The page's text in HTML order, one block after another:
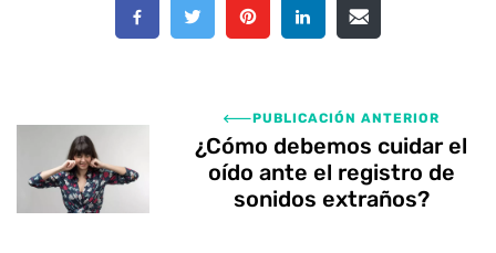
PUBLICACIÓN ANTERIOR
¿Cómo debemos cuidar el
oído ante el registro de
sonidos extraños?